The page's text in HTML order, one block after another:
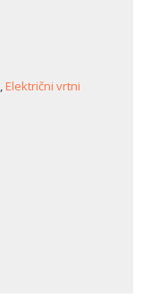
,Električni vrtni